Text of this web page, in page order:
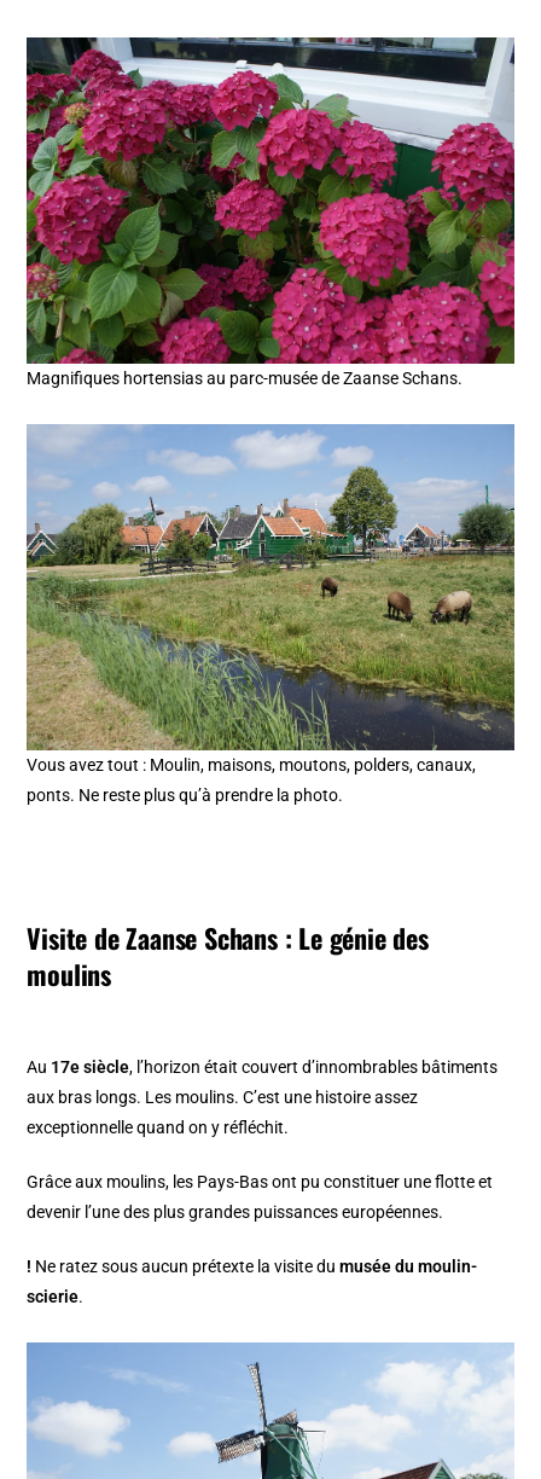
Magnifiques hortensias au parc-musée de Zaanse Schans.
Vous avez tout : Moulin, maisons, moutons, polders, canaux,
ponts. Ne reste plus qu’à prendre la photo.
Visite de Zaanse Schans : Le génie des
moulins
Au 17e siècle, l’horizon était couvert d’innombrables bâtiments
aux bras longs. Les moulins. C’est une histoire assez
exceptionnelle quand on y réfléchit.
Grâce aux moulins, les Pays-Bas ont pu constituer une flotte et
devenir l’une des plus grandes puissances européennes.
! Ne ratez sous aucun prétexte la visite dumusée du moulin-
scierie.